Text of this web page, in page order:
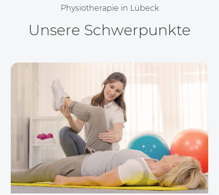
Physiotherapie in Lübeck
Unsere Schwerpunkte